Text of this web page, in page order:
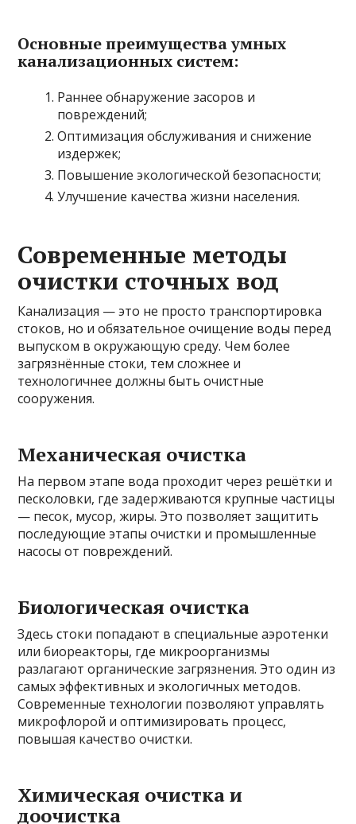
Основные преимущества умных
канализационных систем:
Раннее обнаружение засоров и
повреждений;
Оптимизация обслуживания и снижение
издержек;
Повышение экологической безопасности;
Улучшение качества жизни населения.
Современные методы
очистки сточных вод
Канализация — это не просто транспортировка
стоков, но и обязательное очищение воды перед
выпуском в окружающую среду. Чем более
загрязнённые стоки, тем сложнее и
технологичнее должны быть очистные
сооружения.
Механическая очистка
На первом этапе вода проходит через решётки и
песколовки, где задерживаются крупные частицы
— песок, мусор, жиры. Это позволяет защитить
последующие этапы очистки и промышленные
насосы от повреждений.
Биологическая очистка
Здесь стоки попадают в специальные аэротенки
или биореакторы, где микроорганизмы
разлагают органические загрязнения. Это один из
самых эффективных и экологичных методов.
Современные технологии позволяют управлять
микрофлорой и оптимизировать процесс,
повышая качество очистки.
Химическая очистка и
доочистка